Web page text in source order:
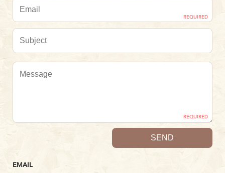
REQUIRED
REQUIRED
EMAIL